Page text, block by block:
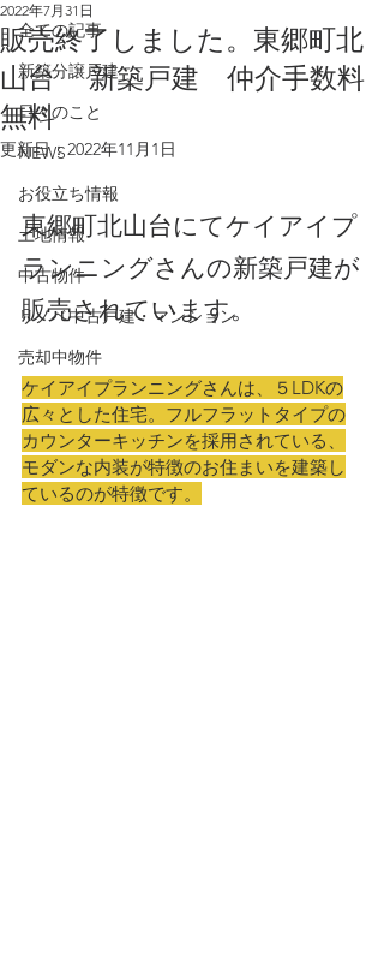
全ての記事
新築分譲戸建
日々のこと
NEWS
お役立ち情報
土地情報
中古物件
リノベ中古戸建・マンション
売却中物件
販売終了しました。東郷町北
山台 新築戸建 仲介手数料
無料
2022年7月31日
更新日：2022年11月1日
東郷町北山台にてケイアイプ
ランニングさんの新築戸建が
販売されています。
ケイアイプランニングさんは、５LDKの
広々とした住宅。フルフラットタイプの
カウンターキッチンを採用されている、
モダンな内装が特徴のお住まいを建築し
ているのが特徴です。